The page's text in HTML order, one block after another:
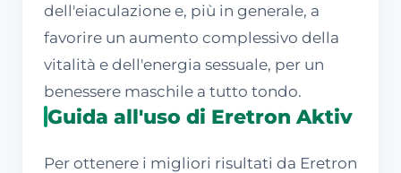
dell'eiaculazione e, più in generale, a
favorire un aumento complessivo della
vitalità e dell'energia sessuale, per un
benessere maschile a tutto tondo.
Guida all'uso di Eretron Aktiv
Per ottenere i migliori risultati da Eretron